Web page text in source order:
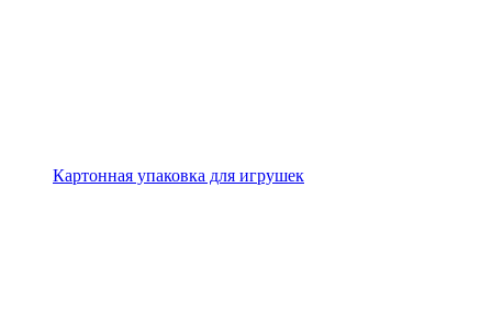
Картонная упаковка для игрушек